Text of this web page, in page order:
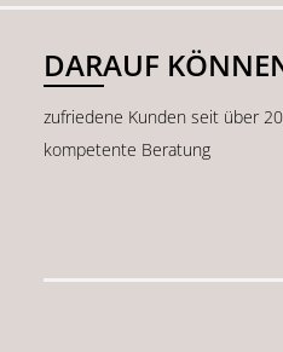
DARAUF
zufriedene Kunden seit über 20
kompetente Beratung